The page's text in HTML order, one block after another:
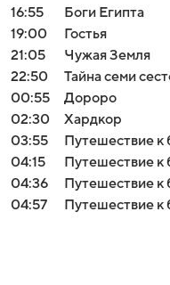
16:55
Боги Египта
19:00
Гостья
21:05
Чужая Земля
22:50
Тайна семи
00:55
Дороро
02:30
Хардкор
03:55
Путешествие к
04:15
Путешествие к
04:36
Путешествие к
04:57
Путешествие к